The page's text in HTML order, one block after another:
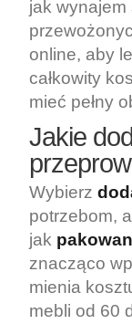
jak
online, aby
całkowity
mieć pełny
Jakie
Wybierz
potrzebom,
jak
znacząco
mienia
mebli od 60